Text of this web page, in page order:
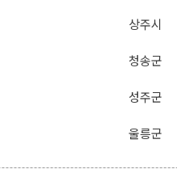
상주시
청송군
성주군
울릉군